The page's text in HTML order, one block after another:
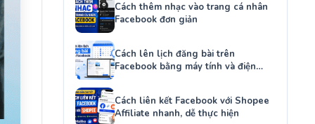
Cách thêm nhạc vào trang cá nhân
Facebook đơn giản
Cách lên lịch đăng bài trên
Facebook bằng máy tính và điện
thoại
Cách liên kết Facebook với Shopee
Affiliate nhanh, dễ thực hiện